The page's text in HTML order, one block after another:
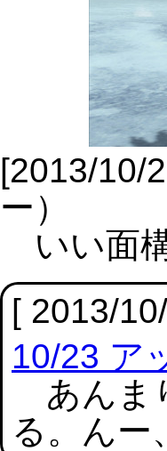
[2013/10/
ー）
いい面構
[ 2013/
10/23 ア
あんま
る。んー